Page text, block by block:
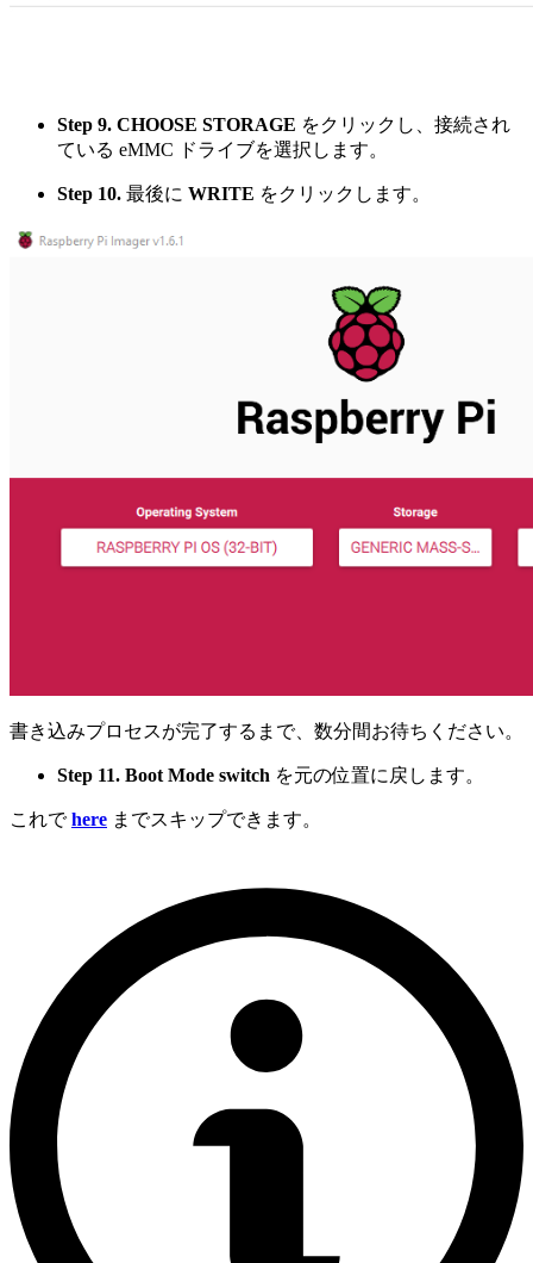
Step 9. CHOOSE STORAGE をクリックし、接続され
ている eMMC ドライブを選択します。
Step 10. 最後に WRITE をクリックします。
書き込みプロセスが完了するまで、数分間お待ちください。
Step 11. Boot Mode switch を元の位置に戻します。
これでhere までスキップできます。